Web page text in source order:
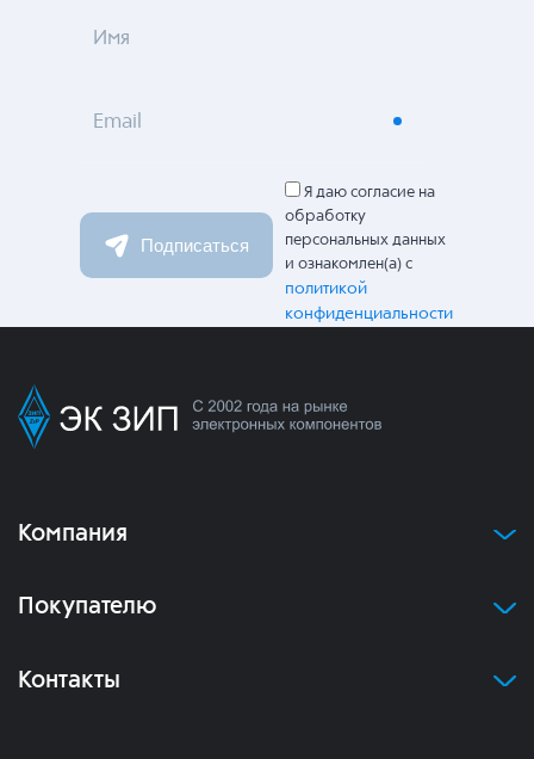
Имя
Email
Подписаться
Я даю согласие на
обработку
персональных данных
и ознакомлен(а) с
политикой
конфиденциальности
Компания
Покупателю
Контакты